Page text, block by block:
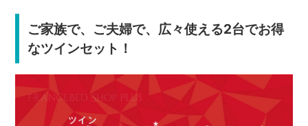
ご家族で、ご夫婦で、広々使える2台でお得
なツインセット！